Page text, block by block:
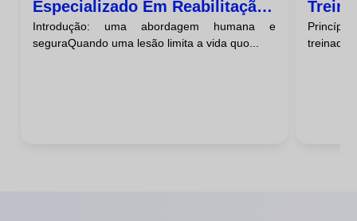
Especializado Em Reabilitação
E Lesões
Introdução: uma abordagem humana e
seguraQuando uma lesão limita a vida quo...
treinador